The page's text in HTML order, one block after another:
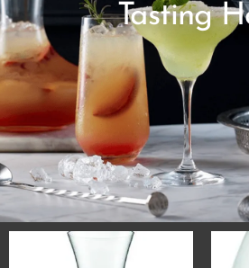
Tasting